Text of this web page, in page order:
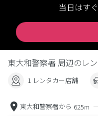
当日はす
東大和警察署 周辺のレ
1 レンタカー店舗
東大和警察署から 625m